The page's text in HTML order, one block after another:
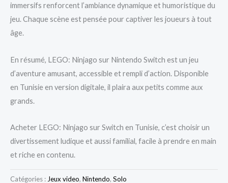
immersifs renforcent l’ambiance dynamique et humoristique du
jeu. Chaque scène est pensée pour captiver les joueurs à tout
âge.
En résumé, LEGO: Ninjago sur Nintendo Switch est un jeu
d’aventure amusant, accessible et rempli d’action. Disponible
en Tunisie en version digitale, il plaira aux petits comme aux
grands.
Acheter LEGO: Ninjago sur Switch en Tunisie, c’est choisir un
divertissement ludique et aussi familial, facile à prendre en main
et riche en contenu.
Catégories :Jeux video, Nintendo, Solo